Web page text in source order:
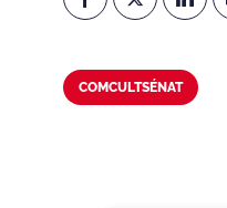
COMCULTSÉNAT